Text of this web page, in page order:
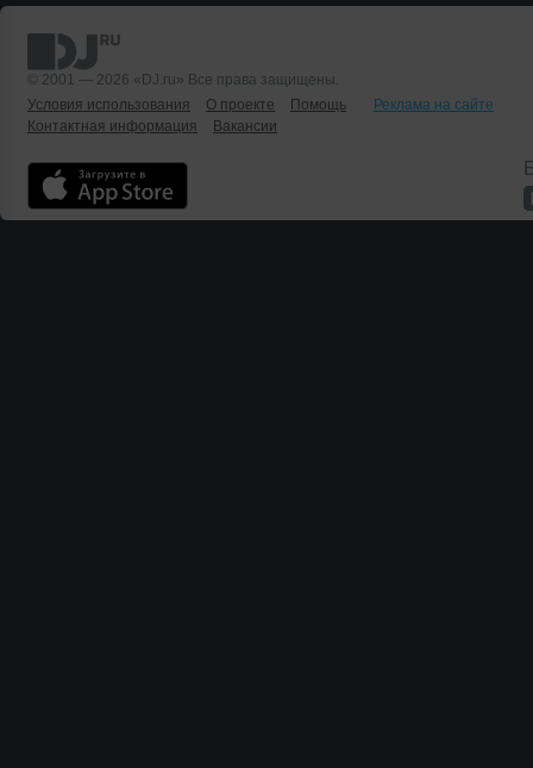
© 2001 — 2026 «DJ.ru» Все права защищены.
Условия использования
О проекте Помощь
Реклама на сайте
Контактная информация
Вакансии